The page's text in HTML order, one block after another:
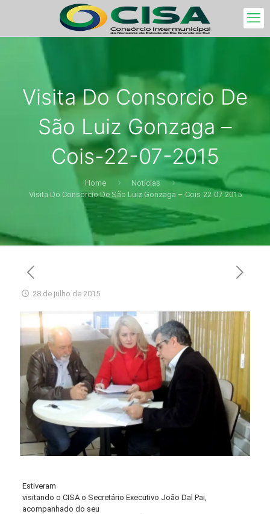
Visita Do Consorcio De
São Luiz Gonzaga –
Cois-22-07-2015
Home
Notícias
Visita Do Consorcio De São Luiz Gonzaga – Cois-22-07-2015
28 de julho de 2015
Estiveram
visitando o CISA o Secretário Executivo João Dal Pai,
acompanhado do seu